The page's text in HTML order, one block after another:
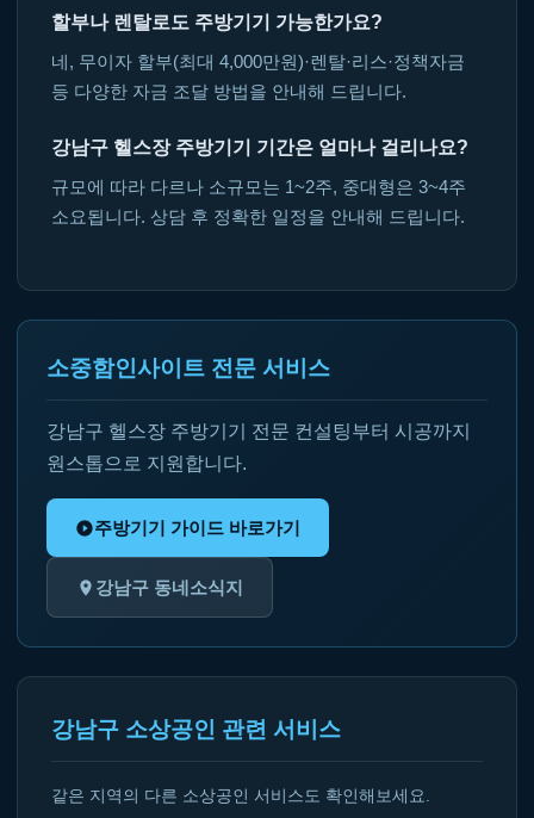
할부나 렌탈로도 주방기기 가능한가요?
네, 무이자 할부(최대 4,000만원)·렌탈·리스·정책자금
등 다양한 자금 조달 방법을 안내해 드립니다.
강남구 헬스장 주방기기 기간은 얼마나 걸리나요?
규모에 따라 다르나 소규모는 1~2주, 중대형은 3~4주
소요됩니다. 상담 후 정확한 일정을 안내해 드립니다.
소중함인사이트 전문 서비스
강남구 헬스장 주방기기 전문 컨설팅부터 시공까지
원스톱으로 지원합니다.
주방기기 가이드 바로가기
강남구 동네소식지
강남구 소상공인 관련 서비스
같은 지역의 다른 소상공인 서비스도 확인해보세요.